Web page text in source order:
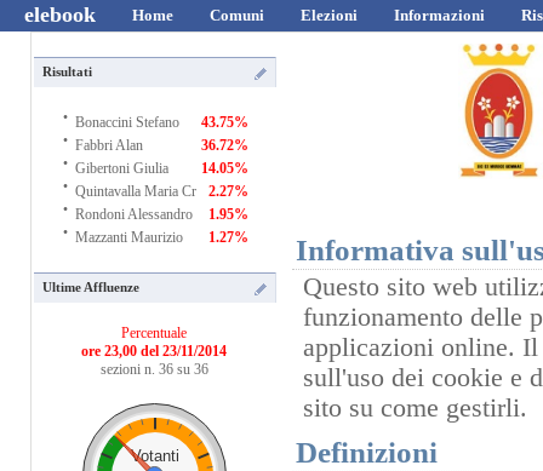
elebook Home Comuni Elezioni Informazioni
Risultati
· Bonaccini Stefano 43.75%
· Fabbri Alan 36.72%
· Gibertoni Giulia 14.05%
· Quintavalla Maria Cr 2.27%
· Rondoni Alessandro 1.95%
· Mazzanti Maurizio 1.27%
Ultime Affluenze
Percentuale
ore 23,00 del 23/11/2014
sezioni n. 36 su 36
Votanti
Informativa
Questo sito web
funzionamento delle
applicazioni online. Il
sull'uso dei cookie e
sito su come gestirli.
Definizioni